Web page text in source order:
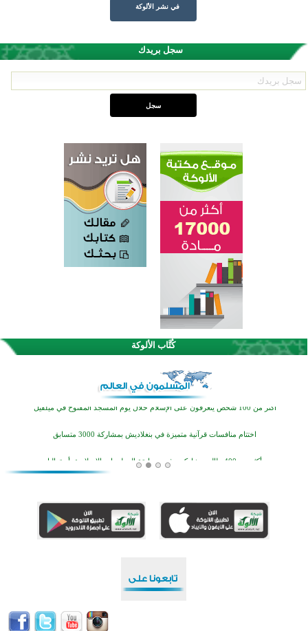
في نشر الألوكة
سجل بريدك
كُتَّاب الألوكة
القرآن والتربية في صدارة البرامج الصيفية للمسلمين في بينزا وساراتوف وموردوفيا هذا العام
اختتام الدورة التاسعة لمسابقة حفظ وتلاوة القرآن الكريم في أزناكاييف
اختتام منافسات قرآنية متميزة في بنغلاديش بمشاركة 3000 متسابق
منطقة ريبوفسي تحتفل بميلاد مسجد جديد في أجواء إيمانية مميزة
القرآن والتربية في صدارة البرامج الصيفية للمسلمين في بينزا وساراتوف وموردوفيا هذا العام